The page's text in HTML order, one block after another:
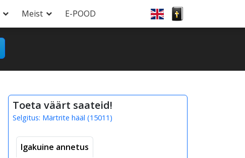
Meist E-POOD
Toeta väärt saateid!
Selgitus: Märtrite hääl (15011 )
Igakuine annetus